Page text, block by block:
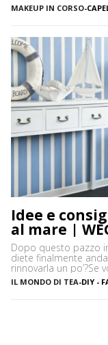
utilizzare un
nelle nostre
di glucosio
MAKEUP IN CORSO-
Idee e
al mare |
Dopo questo pazzo
diete finalmente
rinnovarla un po’?Se
casa vostra – così
ma non sapete bene
IL MONDO DI TEA-DIY -